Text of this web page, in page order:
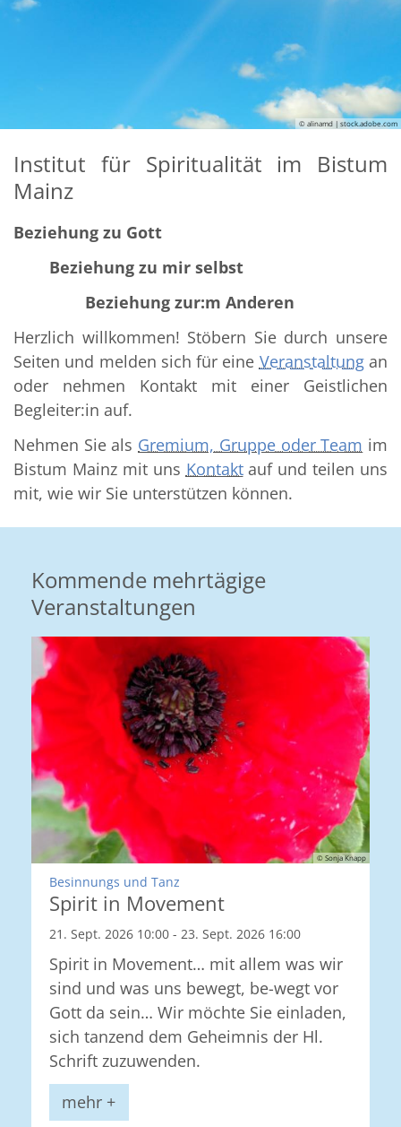
© alinamd | stock.adobe.com
Institut für Spiritualität im Bistum
Mainz
Beziehung zu Gott
Beziehung zu mir selbst
Beziehung zur:m Anderen
Herzlich willkommen! Stöbern Sie durch unsere
Seiten und melden sich für eine Veranstaltungan
oder nehmen Kontakt mit einer Geistlichen
Begleiter:in auf.
Nehmen Sie als Gremium, Gruppe oder Team im
Bistum Mainz mit uns Kontaktauf und teilen uns
mit, wie wir Sie unterstützen können.
Kommende mehrtägige
Veranstaltungen
© Sonja Knapp
Besinnungs und Tanz
Spirit in Movement
21. Sept. 2026 10:00 - 23. Sept. 2026 16:00
Spirit in Movement… mit allem was wir
sind und was uns bewegt, be-wegt vor
Gott da sein… Wir möchte Sie einladen,
sich tanzend dem Geheimnis der Hl.
Schrift zuzuwenden.
mehr +